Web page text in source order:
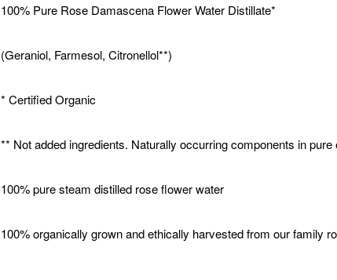
100% Pure Rose Damascena Flower Water Distillate*
(Geraniol, Farmesol, Citronellol**)
* Certified Organic
** Not added ingredients. Naturally occurring components in
100% pure steam distilled rose flower water
100% organically grown and ethically harvested from our family